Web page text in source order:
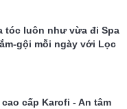
tóc luôn như vừa đi Spa
gội mỗi ngày với Lọc
cấp Karofi - An tâm